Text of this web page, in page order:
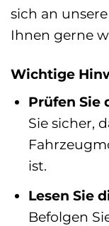
sich an
Ihnen gerne
Wichtige
Prüfen Sie
Sie sicher,
ist.
Lesen Sie
Befolgen